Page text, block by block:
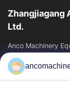
Zhangjiagang
Ltd.
Anco Machinery
省蘇州市張家港市に
クイックリンク